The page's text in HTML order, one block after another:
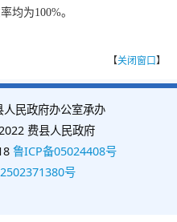
均为100%。
【关闭窗口】
民政府办公室承办
费县人民政府
鲁ICP备05024408号
号